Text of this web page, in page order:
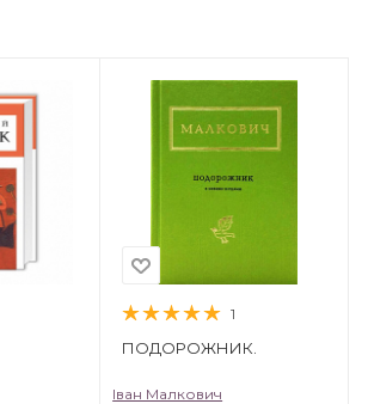
1
ПОДОРОЖНИК.
Іван Малкович